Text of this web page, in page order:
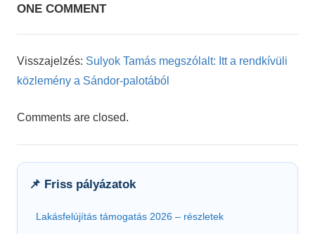
ONE COMMENT
Visszajelzés: Sulyok Tamás megszólalt: Itt a rendkívüli
közlemény a Sándor-palotából
Comments are closed.
📌 Friss pályázatok
Lakásfelújítás támogatás 2026 – részletek